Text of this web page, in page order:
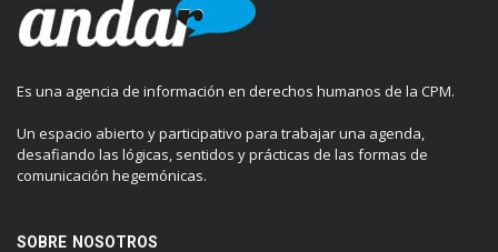
Es una agencia de información en derechos humanos de la CPM.
Un espacio abierto y participativo para trabajar una agenda,
desafiando las lógicas, sentidos y prácticas de las formas de
comunicación hegemónicas.
SOBRE NOSOTROS